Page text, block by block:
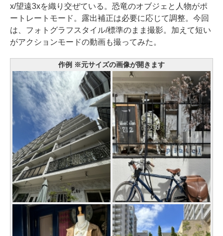
x/望遠3xを織り交ぜている。恐竜のオブジェと人物がポ
ートレートモード。露出補正は必要に応じて調整。今回
は、フォトグラフスタイル/標準のまま撮影。加えて短い
がアクションモードの動画も撮ってみた。
作例 ※元サイズの画像が開きます